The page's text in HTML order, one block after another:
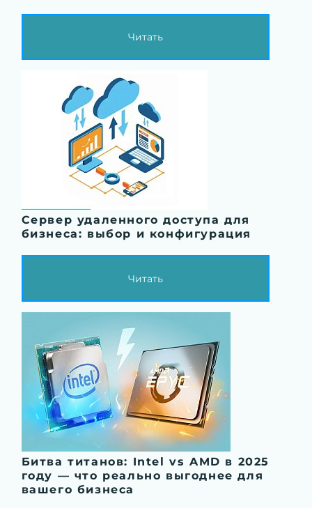
Читать
Сервер удаленного доступа для
бизнеса: выбор и конфигурация
Читать
Битва титанов: Intel vs AMD в 2025
году — что реально выгоднее для
вашего бизнеса